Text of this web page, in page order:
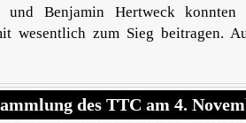
und Benjamin Hertweck
wesentlich zum Sieg beitragen.
des TTC am 4.